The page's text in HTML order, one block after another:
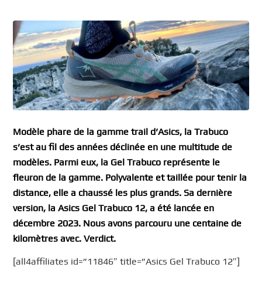
Modèle phare de la gamme trail d’Asics, la Trabuco
s’est au fil des années déclinée en une multitude de
modèles. Parmi eux, la Gel Trabuco représente le
fleuron de la gamme. Polyvalente et taillée pour tenir la
distance, elle a chaussé les plus grands. Sa dernière
version, la Asics Gel Trabuco 12, a été lancée en
décembre 2023. Nous avons parcouru une centaine de
kilomètres avec. Verdict.
[all4affiliates id=”11846″ title=”Asics Gel Trabuco 12″]